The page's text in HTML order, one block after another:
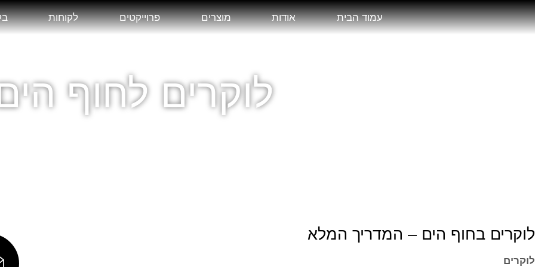
עמוד הבית אודות מוצרים פרוייקטים לקוחות
לוקרים לחוף
לוקרים בחוף הים – המדריך המלא
לוקרים